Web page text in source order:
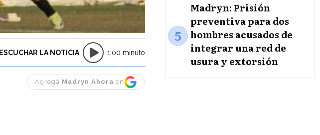
ESCUCHAR LA NOTICIA 1:00 minuto
Agregá Madryn Ahora en
5
Madryn: Prisión
preventiva para dos
hombres acusados de
integrar una red de
usura y extorsión